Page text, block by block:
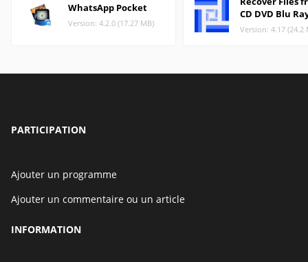
WhatsApp Pocket
Version: 4.2.0 (17.27 MB)
CD DVD Blu
Version: 4.17 (24.2
PARTICIPATION
Ajouter un programme
Ajouter un commentaire ou un article
INFORMATION